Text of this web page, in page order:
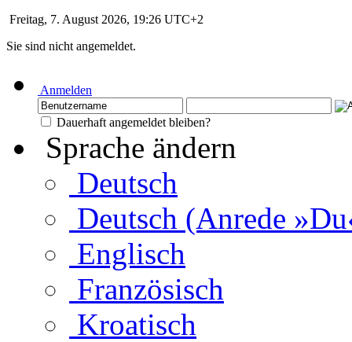
Freitag, 7. August 2026, 19:26 UTC+2
Sie sind nicht angemeldet.
Anmelden
Dauerhaft angemeldet bleiben?
Sprache ändern
Deutsch
Deutsch (Anrede
Englisch
Französisch
Kroatisch